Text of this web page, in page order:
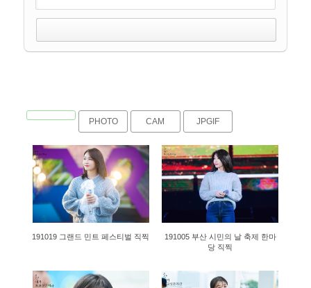
PHOTO CAM JPGIF
1573
191019 그랜드 민트 페스티벌 직찍
1611
191005 부산 시민의 날 축제 한마
당 직찍